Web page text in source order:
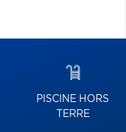
PISCINE HORS
TERRE